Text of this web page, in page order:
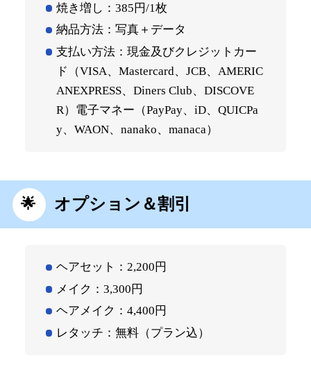
焼き増し：385円/1枚
納品方法：写真＋データ
支払い方法：現金及びクレジットカー
ド（VISA、Mastercard、JCB、AMERIC
ANEXPRESS、Diners Club、DISCOVE
R）電子マネー（PayPay、iD、QUICPa
y、WAON、nanako、manaca）
オプション＆割引
ヘアセット：2,200円
メイク：3,300円
ヘアメイク：4,400円
レタッチ：無料（プラン込）